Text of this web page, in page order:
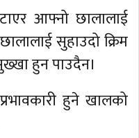
आफ्नो छालालाई
सुहाउदो क्रिम
हुन पाउदैन।
हुने खालको